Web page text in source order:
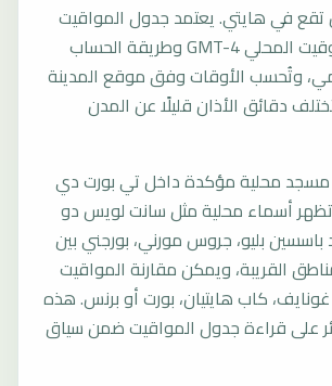
في هايتي. يعتمد جدول المواقيت
اليومية هنا على التوقيت المحلي GMT-4 وطريقة الحساب
وتُحسب الأوقات وفق موقع المدينة
دقائق الأذان قليلًا عن المدن
مسجد محلية مؤكدة داخل تي بورت دي
أسماء محلية مثل سانت لويس دو
باسسين بليو، جروس مورني، بورجني بين
القريبة، ويمكن مقارنة المواقيت
كاب هايتيان، بورت أو برنس. هذه
على قراءة جدول المواقيت ضمن سياق